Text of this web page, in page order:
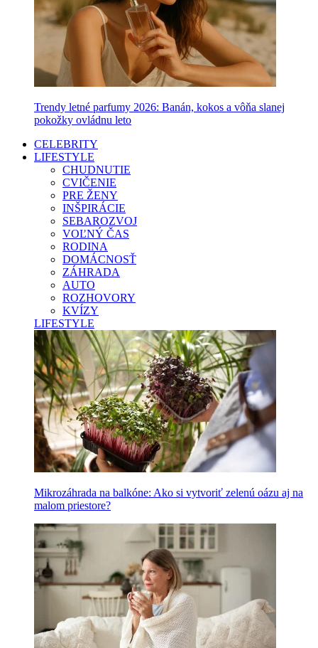
Trendy letné parfumy 2026: Banán, kokos a vôňa slanej
pokožky ovládnu leto
CELEBRITY
LIFESTYLE
CHUDNUTIE
CVIČENIE
PRE ŽENY
INŠPIRÁCIE
SEBAROZVOJ
VOĽNÝ ČAS
RODINA
DOMÁCNOSŤ
ZÁHRADA
AUTO
ROZHOVORY
KVÍZY
LIFESTYLE
Mikrozáhrada na balkóne: Ako si vytvoriť zelenú oázu aj na
malom priestore?